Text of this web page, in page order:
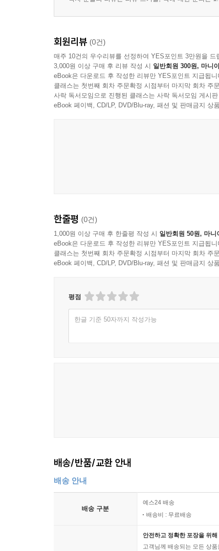
회원리뷰 (0건)
매주 10건의 우수리뷰를 선정하여 YES포인트 3만원을 드
3,000원 이상 구매 후 리뷰 작성 시 일반회원 300원, 마니
eBook은 다운로드 후 작성한 리뷰만 YES포인트 지급됩니
클래스는 첫번째 회차 주문확정 시점부터 마지막 회차 주
사락 독서모임으로 진행된 클래스는 사락 독서모임 게시
eBook 페이백, CD/LP, DVD/Blu-ray, 패션 및 판매금지 상
한줄평 (0건)
1,000원 이상 구매 후 한줄평 작성 시 일반회원 50원, 마니
eBook은 다운로드 후 작성한 리뷰만 YES포인트 지급됩니
클래스는 첫번째 회차 주문확정 시점부터 마지막 회차 주
eBook 페이백, CD/LP, DVD/Blu-ray, 패션 및 판매금지 상
평점
한글 기준 50자까지 작성가능
배송/반품/교환 안내
배송 안내
배송 구분
예스24 배송
배송비 : 무료배송
안전하고 정확한 포장을 위
고객님께 배송되는 모든 상